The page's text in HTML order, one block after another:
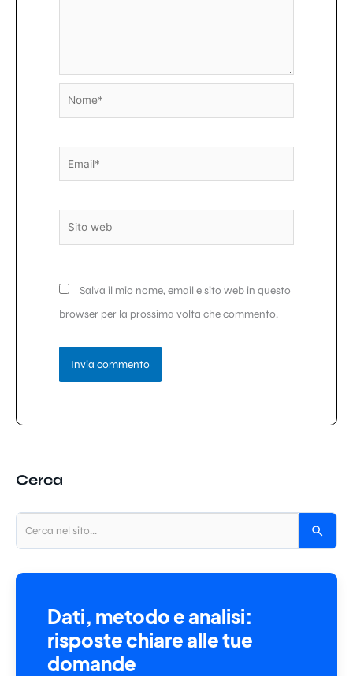
Nome*
Email*
Sito
web
Salva il mio nome, email e sito web in questo
browser per la prossima volta che commento.
Cerca
Dati, metodo e analisi:
risposte chiare alle tue
domande